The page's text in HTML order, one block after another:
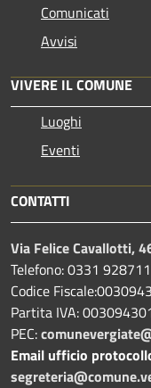
Comunicati
Avvisi
VIVERE IL COMUNE
Luoghi
Eventi
CONTATTI
Via Felice Cavallotti,
Telefono: 0331 928711
Codice
Partita IVA:
PEC:
Email ufficio